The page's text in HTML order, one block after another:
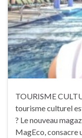
TOURISME
tourisme culturel
? Le nouveau
MagEco, consacre